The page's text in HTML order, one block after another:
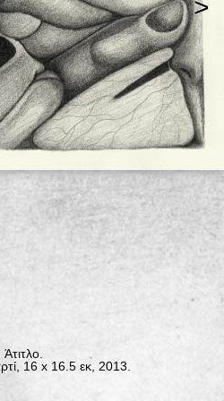
Άτιτλο.
16 x 16.5 εκ, 2013.
>